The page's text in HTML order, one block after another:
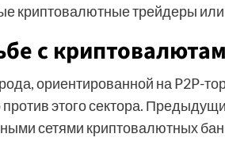
криптовалютные трейдеры
с
ориентированной на P2P-
этого сектора.
сетями криптовалютных